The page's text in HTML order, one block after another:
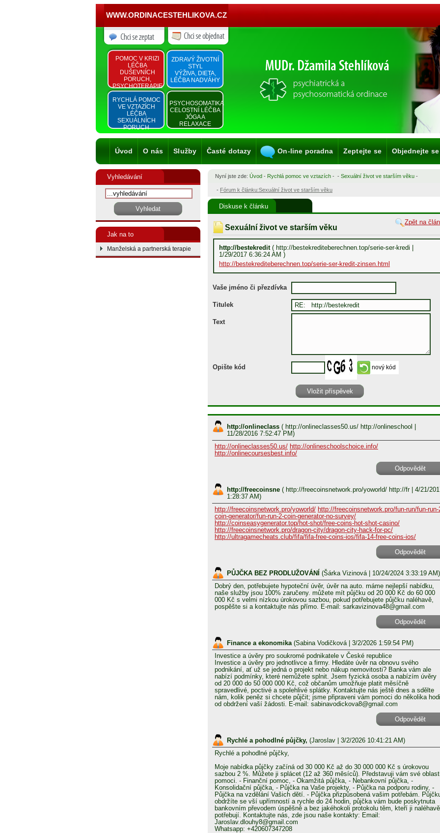
WWW.ORDINACESTEHLIKOVA.CZ
POMOC V KRIZI
LÉČBA
DUŠEVNÍCH
PORUCH,
PSYCHOTERAPIE
ZDRAVÝ ŽIVOTNÍ
STYL
VÝŽIVA, DIETA,
LÉČBA NADVÁHY
RYCHLÁ POMOC
VE VZTAZÍCH
LÉČBA
SEXUÁLNÍCH
PORUCH
PSYCHOSOMATIKA
CELOSTNÍ LÉČBA
JÓGA A
RELAXACE
Úvod O nás Služby Časté dotazy On-line poradna Zeptejte se Objednejte se
Vyhledávání
Jak na to
Manželská a partnerská terapie
Nyní jste zde: Úvod - Rychlá pomoc ve vztazích - - Sexuální život ve starším věku -
- Fórum k článku:Sexuální život ve starším věku
Diskuse k článku
Zpět na
Sexuální život ve starším věku
http://bestekredit ( http://bestekrediteberechnen.top/serie-ser-kredi |
1/29/2017 6:36:24 AM )
http://bestekrediteberechnen.top/serie-ser-kredit-zinsen.html
Vaše jméno či přezdívka
Titulek
Text
Opište kód
http://onlineclass ( http://onlineclasses50.us/ http://onlineschool
11/28/2016 7:52:47 PM)
http://onlineclasses50.us/ http://onlineschoolschoice.info/
http://onlinecoursesbest.info/
Odpovědět
http://freecoinsne ( http://freecoinsnetwork.pro/yoworld/ http://fr| 4/21/
1:28:37 AM)
http://freecoinsnetwork.pro/yoworld/ http://freecoinsnetwork.pro/fun-run/fun-run-
coin-generator/fun-run-2-coin-generator-no-survey/
http://coinseasygenerator.top/hot-shot/free-coins-hot-shot-casino/
http://freecoinsnetwork.pro/dragon-city/dragon-city-hack-for-pc/
http://ultragamecheats.club/fifa/fifa-free-coins-ios/fifa-14-free-coins-ios/
Odpovědět
PŮJČKA BEZ PRODLUŽOVÁNÍ (Šárka Vizinová| 10/24/2024 3:33:19 AM)
Dobrý den, potřebujete hypoteční úvěr, úvěr na auto. máme nejlepší nabídku,
naše služby jsou 100% zaručeny. můžete mít půjčku od 20 000 Kč do 60 000
000 Kč s velmi nízkou úrokovou sazbou, pokud potřebujete půjčku naléhavě,
pospěšte si a kontaktujte nás přímo. E-mail: sarkavizinova48@gmail.com
Odpovědět
Finance a ekonomika (Sabina Vodičková
| 3/2/2026 1:59:54 PM)
Investice a úvěry pro soukromé podnikatele v České republice
Investice a úvěry pro jednotlivce a firmy. Hledáte úvěr na obnovu svého
podnikání, ať už se jedná o projekt nebo nákup nemovitosti? Banka vám ale
nabízí podmínky, které nemůžete splnit. Jsem fyzická osoba a nabízím úvěry
od 20 000 do 50 000 000 Kč, což občanům umožňuje platit měsíčně
spravedlivé, poctivé a spolehlivé splátky. Kontaktujte nás ještě dnes a sdělte
nám, kolik peněz si chcete půjčit; jsme připraveni vám pomoci do několika
od obdržení vaší žádosti. E-mail: sabinavodickova8@gmail.com
Odpovědět
Rychlé a pohodlné půjčky, (Jaroslav | 3/2/2026 10:41:21 AM)
Rychlé a pohodlné půjčky,
Moje nabídka půjčky začíná od 30 000 Kč až do 30 000 000 Kč s úrokovou
sazbou 2 %. Můžete ji splácet (12 až 360 měsíců). Představuji vám své
pomoci. - Finanční pomoc, - Okamžitá půjčka, - Nebankovní půjčka, -
Konsolidační půjčka, - Půjčka na Vaše projekty, - Půjčka na podporu rodiny, -
Půjčka na vzdělání Vašich dětí. - Půjčka přizpůsobená vašim potřebám.
obdržíte se vší upřímností a rychle do 24 hodin, půjčka vám bude poskytnuta
bankovním převodem úspěšně a bez jakéhokoli protokolu těm, kteří ji naléhavě
potřebují. Kontaktujte nás, zde jsou naše kontakty: Email:
Jaroslav.dlouhy8@gmail.com
Whatsapp: +420607347208